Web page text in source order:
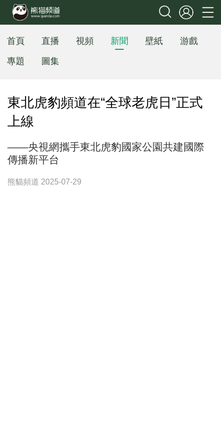
首頁 直播 視頻 新聞 壁紙
游戲
專題
圖集
東北虎豹頻道在“全球老虎日”正式
上線
——央視網攜手東北虎豹國家公園共建國際
傳播新平台
熊貓頻道 2025-07-29